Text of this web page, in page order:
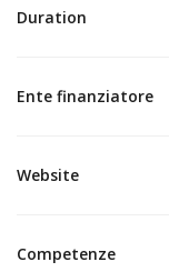
Duration
Ente finanziatore
Website
Competenze